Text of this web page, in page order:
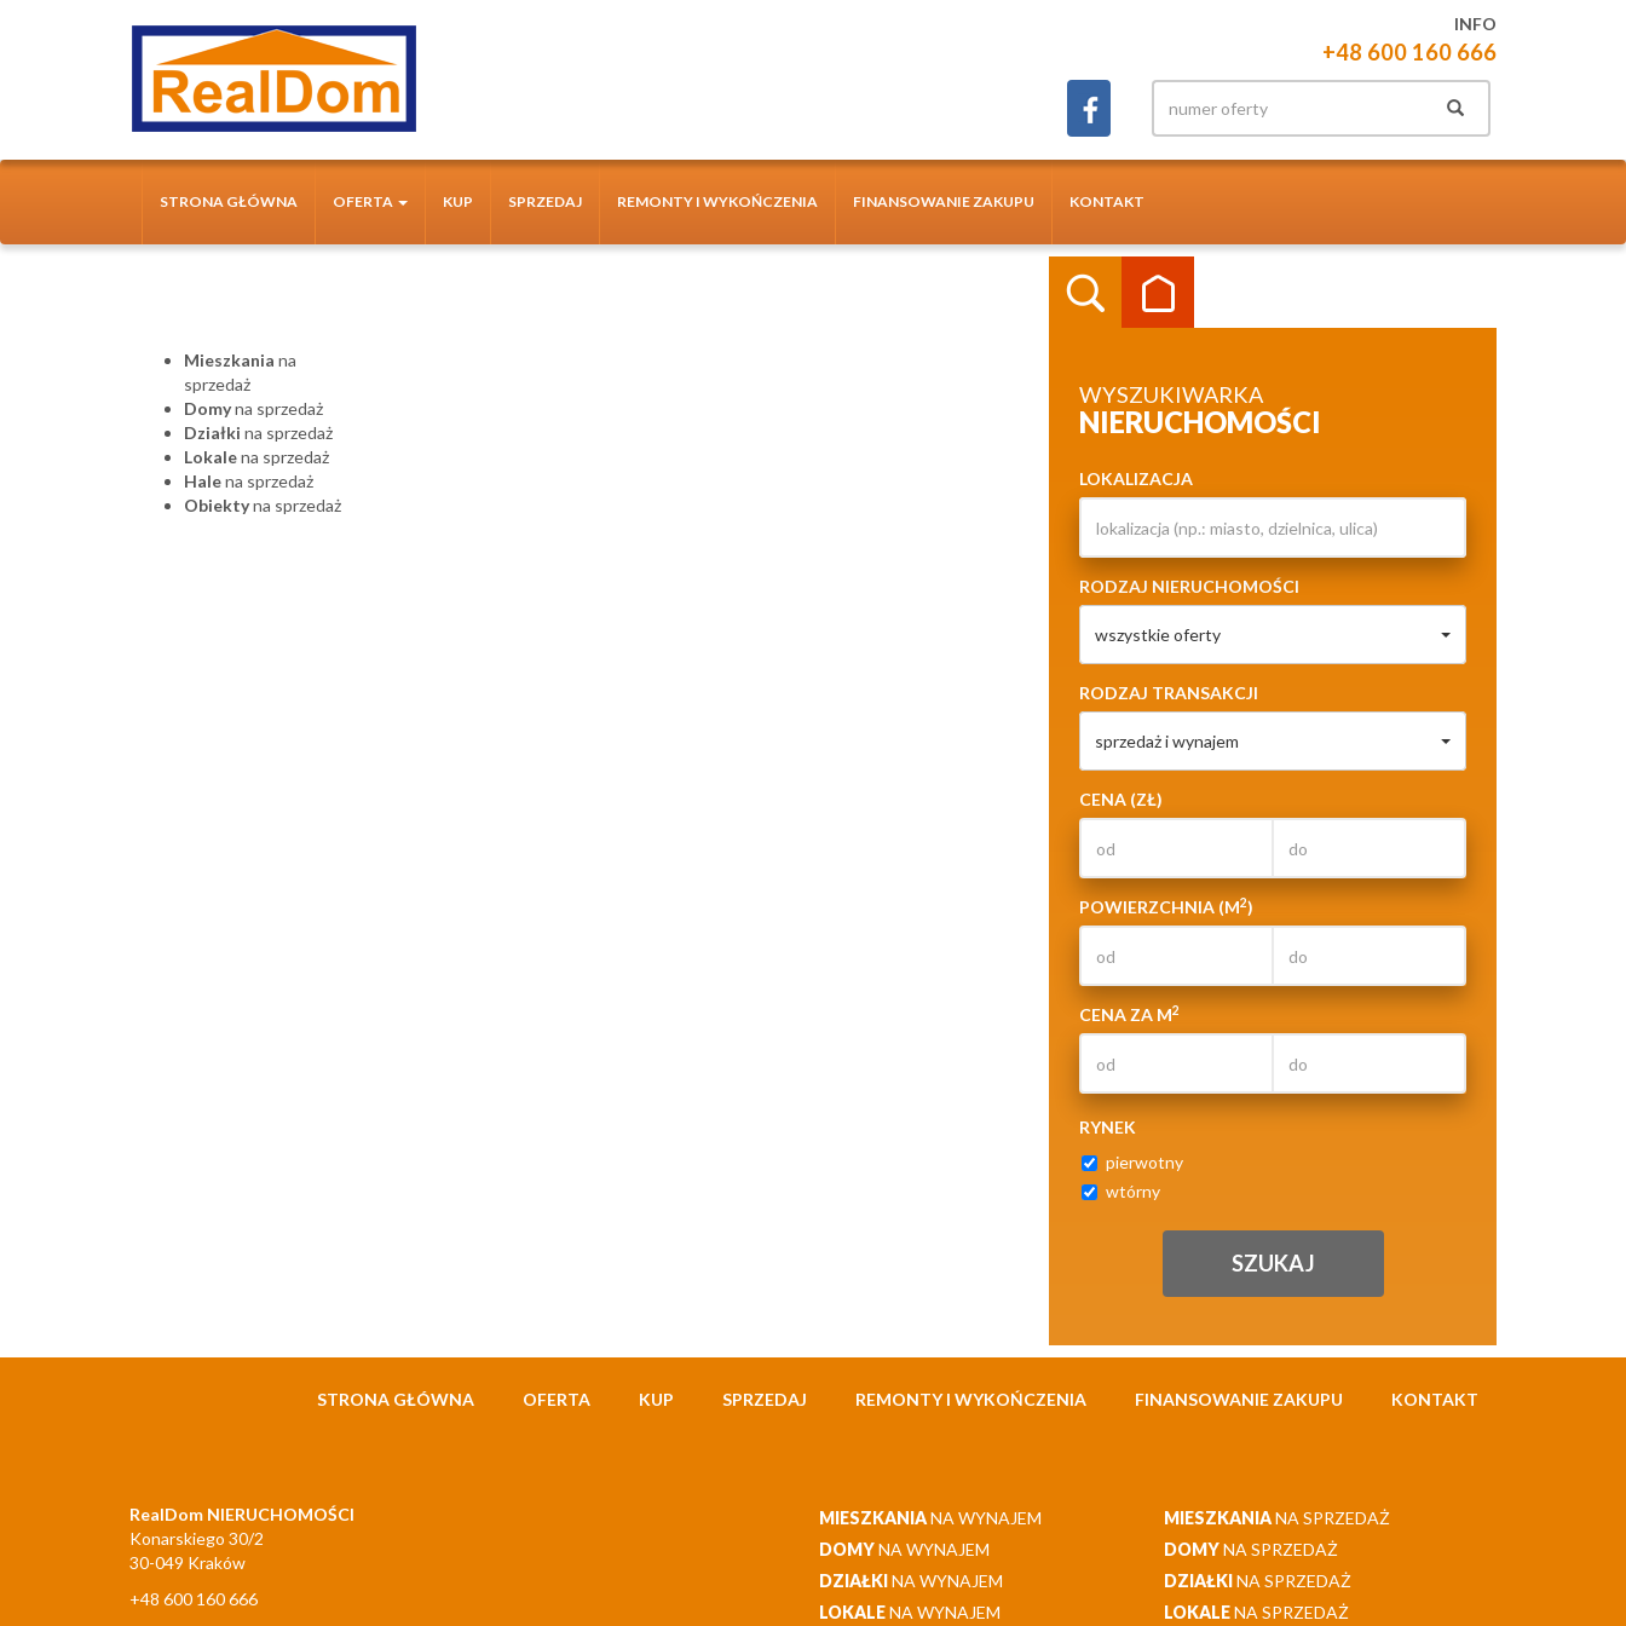
INFO
+48 600 160 666
STRONA GŁÓWNA OFERTA KUP SPRZEDAJ REMONTY I WYKOŃCZENIA FINANSOWANIE ZAKUPU KONTAKT
WYSZUKIWARKA
NIERUCHOMOŚCI
LOKALIZACJA
RODZAJ NIERUCHOMOŚCI
wszystkie oferty
RODZAJ TRANSAKCJI
sprzedaż i wynajem
CENA (ZŁ)
POWIERZCHNIA (M2)
CENA ZA M2
RYNEK
pierwotny
wtórny
Mieszkania na
sprzedaż
Domyna sprzedaż
Działki na sprzedaż
Lokalena sprzedaż
Halena sprzedaż
Obiektyna sprzedaż
STRONA GŁÓWNA OFERTA KUP SPRZEDAJ REMONTY I WYKOŃCZENIA FINANSOWANIE ZAKUPU KONTAKT
RealDom NIERUCHOMOŚCI
Konarskiego 30/2
30-049 Kraków
+48 600 160 666
MIESZKANIANA WYNAJEM
DOMYNA WYNAJEM
DZIAŁKINA WYNAJEM
LOKALENA WYNAJEM
MIESZKANIANA SPRZEDAŻ
DOMYNA SPRZEDAŻ
DZIAŁKINA SPRZEDAŻ
LOKALENA SPRZEDAŻ